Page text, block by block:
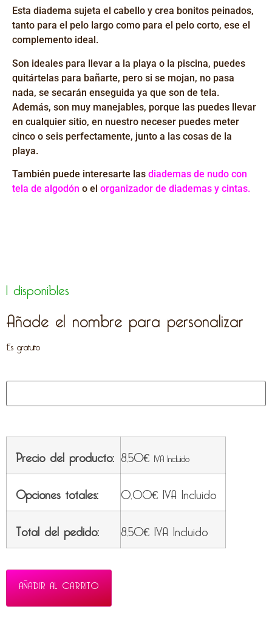
Esta diadema sujeta el cabello y crea bonitos peinados,
tanto para el pelo largo como para el pelo corto, ese el
complemento ideal.
Son ideales para llevar a la playa o la piscina, puedes
quitártelas para bañarte, pero si se mojan, no pasa
nada, se secarán enseguida ya que son de tela.
Además, son muy manejables, porque las puedes llevar
en cualquier sitio, en nuestro neceser puedes meter
cinco o seis perfectamente, junto a las cosas de la
playa.
También puede interesarte las diademas de nudo con
tela de algodón o el organizador de diademas y cintas.
1 disponibles
Añade el nombre para personalizar
Es gratuito
Precio del producto: 8,50€ IVA Incluido
Opciones totales: 0,00€ IVA Incluido
Total del pedido:
8,50€ IVA Incluido
AÑADIR AL CARRITO